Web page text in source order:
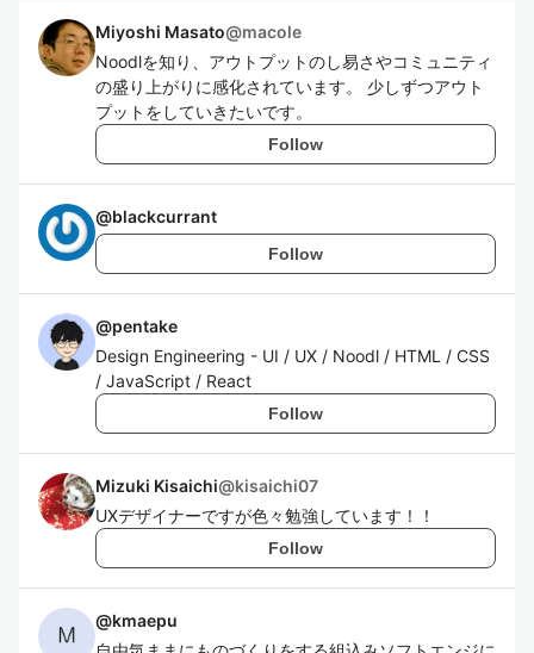
Miyoshi Masato@macole
Noodlを知り、アウトプットのし易さやコミュニティ
の盛り上がりに感化されています。 少しずつアウト
プットをしていきたいです。
Follow
@blackcurrant
Follow
@pentake
Design Engineering - UI / UX / Noodl / HTML / CSS
/ JavaScript / React
Follow
Mizuki Kisaichi@kisaichi07
UXデザイナーですが色々勉強しています！！
Follow
@kmaepu